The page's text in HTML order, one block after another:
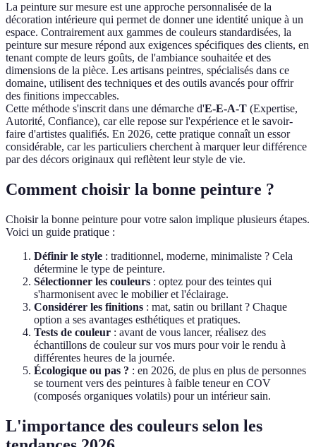
La peinture sur mesure est une approche personnalisée de la
décoration intérieure qui permet de donner une identité unique à un
espace. Contrairement aux gammes de couleurs standardisées, la
peinture sur mesure répond aux exigences spécifiques des clients, en
tenant compte de leurs goûts, de l'ambiance souhaitée et des
dimensions de la pièce. Les artisans peintres, spécialisés dans ce
domaine, utilisent des techniques et des outils avancés pour offrir
des finitions impeccables.
Cette méthode s'inscrit dans une démarche d'E-E-A-T (Expertise,
Autorité, Confiance), car elle repose sur l'expérience et le savoir-
faire d'artistes qualifiés. En 2026, cette pratique connaît un essor
considérable, car les particuliers cherchent à marquer leur différence
par des décors originaux qui reflètent leur style de vie.
Comment choisir la bonne peinture ?
Choisir la bonne peinture pour votre salon implique plusieurs étapes.
Voici un guide pratique :
Définir le style : traditionnel, moderne, minimaliste ? Cela
détermine le type de peinture.
Sélectionner les couleurs : optez pour des teintes qui
s'harmonisent avec le mobilier et l'éclairage.
Considérer les finitions : mat, satin ou brillant ? Chaque
option a ses avantages esthétiques et pratiques.
Tests de couleur : avant de vous lancer, réalisez des
échantillons de couleur sur vos murs pour voir le rendu à
différentes heures de la journée.
Écologique ou pas ? : en 2026, de plus en plus de personnes
se tournent vers des peintures à faible teneur en COV
(composés organiques volatils) pour un intérieur sain.
L'importance des couleurs selon les